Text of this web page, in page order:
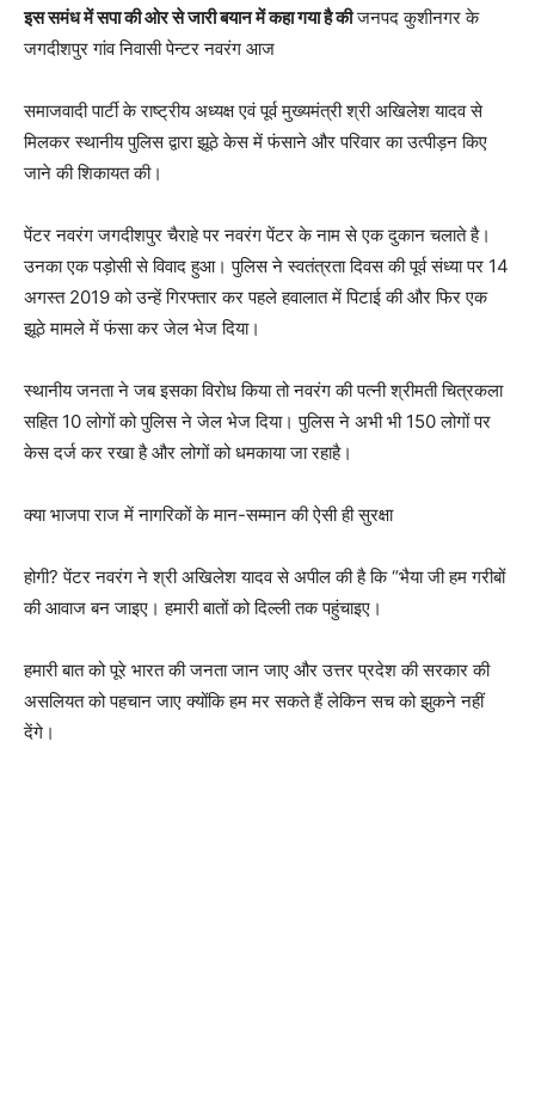
इस समंध में सपा की ओर से जारी बयान में कहा गया है की जनपद कुशीनगर के
जगदीशपुर गांव निवासी पेन्टर नवरंग आज
समाजवादी पार्टी के राष्ट्रीय अध्यक्ष एवं पूर्व मुख्यमंत्री श्री अखिलेश यादव से
मिलकर स्थानीय पुलिस द्वारा झूठे केस में फंसाने और परिवार का उत्पीड़न किए
जाने की शिकायत की।
पेंटर नवरंग जगदीशपुर चैराहे पर नवरंग पेंटर के नाम से एक दुकान चलाते है।
उनका एक पड़ोसी से विवाद हुआ। पुलिस ने स्वतंत्रता दिवस की पूर्व संध्या पर 14
अगस्त 2019 को उन्हें गिरफ्तार कर पहले हवालात में पिटाई की और फिर एक
झूठे मामले में फंसा कर जेल भेज दिया।
स्थानीय जनता ने जब इसका विरोध किया तो नवरंग की पत्नी श्रीमती चित्रकला
सहित 10 लोगों को पुलिस ने जेल भेज दिया। पुलिस ने अभी भी 150 लोगों पर
केस दर्ज कर रखा है और लोगों को धमकाया जा रहाहै।
क्या भाजपा राज में नागरिकों के मान-सम्मान की ऐसी ही सुरक्षा
होगी? पेंटर नवरंग ने श्री अखिलेश यादव से अपील की है कि “भैया जी हम गरीबों
की आवाज बन जाइए। हमारी बातों को दिल्ली तक पहुंचाइए।
हमारी बात को पूरे भारत की जनता जान जाए और उत्तर प्रदेश की सरकार की
असलियत को पहचान जाए क्योंकि हम मर सकते हैं लेकिन सच को झुकने नहीं
देंगे।